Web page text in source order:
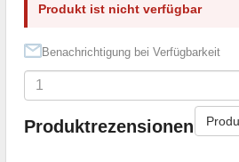
Produkt ist nicht verfügbar
Benachrichtigung bei Verfügbarkeit
Produktrezensionen